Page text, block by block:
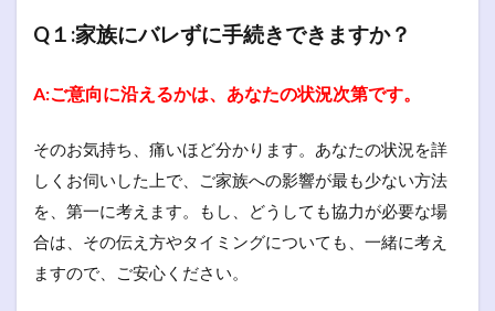
Q１:家族にバレずに手続きできますか？
A:ご意向に沿えるかは、あなたの状況次第です。
そのお気持ち、痛いほど分かります。あなたの状況を詳
しくお伺いした上で、ご家族への影響が最も少ない方法
を、第一に考えます。もし、どうしても協力が必要な場
合は、その伝え方やタイミングについても、一緒に考え
ますので、ご安心ください。